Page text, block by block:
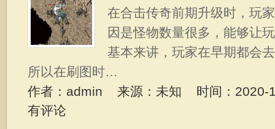
在合击传奇前期升级时，玩
因是怪物数量很多，能够让
基本来讲，玩家在早期都会
所以在刷图时…
作者：admin 来源：未知 时间：
有评论